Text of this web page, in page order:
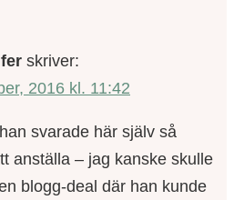
skriver:
2016 kl. 11:42
svarade här själv så
anställa – jag kanske skulle
blogg-deal där han kunde